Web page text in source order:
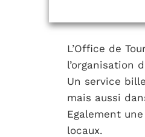
L’Office de
l’organisation
Un service
mais aussi
Egalement
locaux.